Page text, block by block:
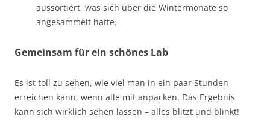
aussortiert, was sich über die Wintermonate so
angesammelt hatte.
Gemeinsam für ein schönes Lab
Es ist toll zu sehen, wie viel man in ein paar Stunden
erreichen kann, wenn alle mit anpacken. Das Ergebnis
kann sich wirklich sehen lassen – alles blitzt und blinkt!